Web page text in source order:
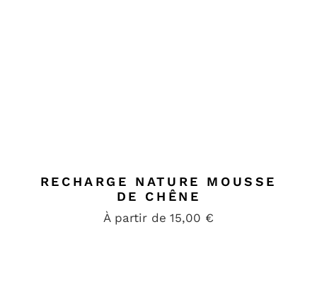
RECHARGE NATURE MOUSSE
DE CHÊNE
À partir de 15,00 €